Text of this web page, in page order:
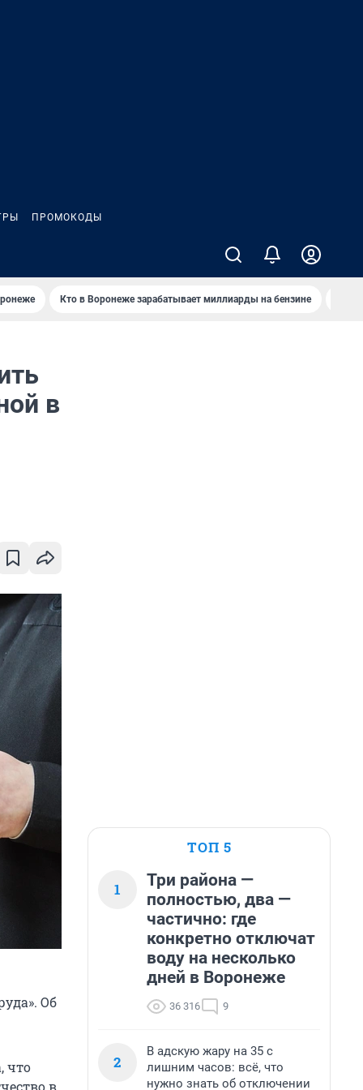
ПРОМОКОДЫ
Кто в Воронеже зарабатывает миллиарды на бензине
в
Об
что
в
ТОП 5
1
Три района —
полностью, два —
частично: где
конкретно отключат
воду на несколько
дней в Воронеже
36 316 9
2
В адскую жару на 35 с
лишним часов: всё, что
нужно знать об отключении